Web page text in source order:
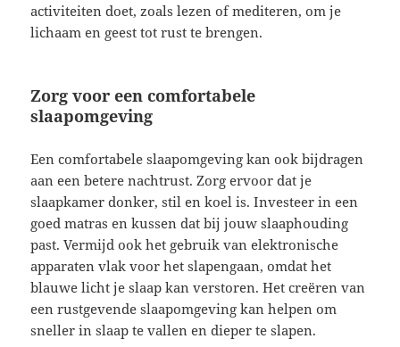
activiteiten doet, zoals lezen of mediteren, om je
lichaam en geest tot rust te brengen.
Zorg voor een comfortabele
slaapomgeving
Een comfortabele slaapomgeving kan ook bijdragen
aan een betere nachtrust. Zorg ervoor dat je
slaapkamer donker, stil en koel is. Investeer in een
goed matras en kussen dat bij jouw slaaphouding
past. Vermijd ook het gebruik van elektronische
apparaten vlak voor het slapengaan, omdat het
blauwe licht je slaap kan verstoren. Het creëren van
een rustgevende slaapomgeving kan helpen om
sneller in slaap te vallen en dieper te slapen.